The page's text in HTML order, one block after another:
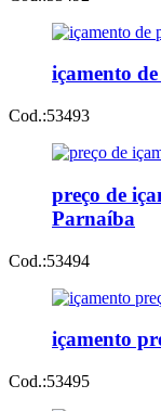
içamento
Cod.:53493
preço de
Parnaíba
Cod.:53494
içamento
Cod.:53495